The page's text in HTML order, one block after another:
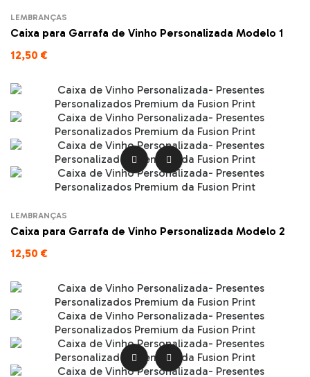
LEMBRANÇAS
Caixa para Garrafa de Vinho Personalizada Modelo 1
12,50 €
 
LEMBRANÇAS
Caixa para Garrafa de Vinho Personalizada Modelo 2
12,50 €
 